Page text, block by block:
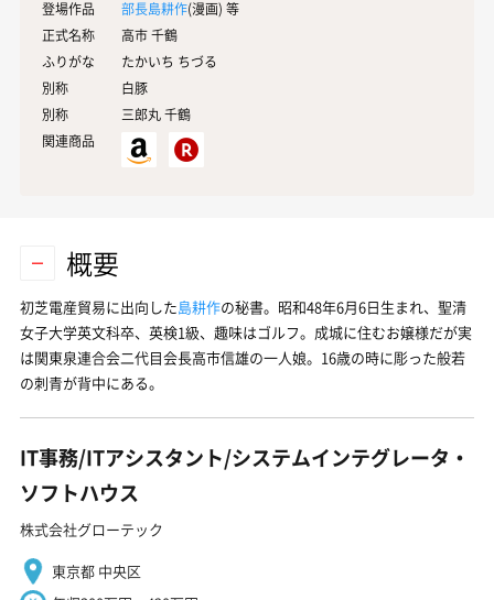
登場作品 部長島耕作(漫画) 等
正式名称
高市 千鶴
ふりがな
たかいち ちづる
別称
白豚
別称
三郎丸 千鶴
関連商品
概要
初芝電産貿易に出向した島耕作の秘書。昭和48年6月6日生まれ、聖清
女子大学英文科卒、英検1級、趣味はゴルフ。成城に住むお嬢様だが実
は関東泉連合会二代目会長高市信雄の一人娘。16歳の時に彫った般若
の刺青が背中にある。
IT事務/ITアシスタント/システムインテグレータ・
ソフトハウス
株式会社グローテック
東京都 中央区